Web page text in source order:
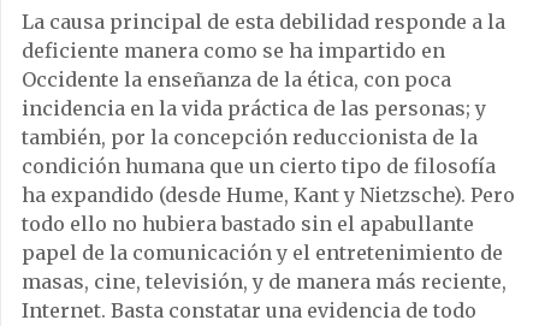
La causa principal de esta debilidad responde a la
deficiente manera como se ha impartido en
Occidente la enseñanza de la ética, con poca
incidencia en la vida práctica de las personas; y
también, por la concepción reduccionista de la
condición humana que un cierto tipo de filosofía
ha expandido (desde Hume, Kant y Nietzsche). Pero
todo ello no hubiera bastado sin el apabullante
papel de la comunicación y el entretenimiento de
masas, cine, televisión, y de manera más reciente,
Internet. Basta constatar una evidencia de todo